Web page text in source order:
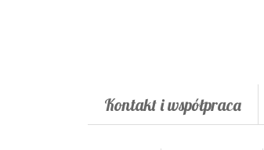
Kontakt i współpraca